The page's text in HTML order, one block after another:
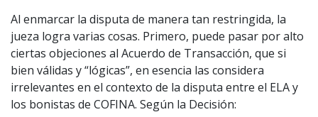
Al enmarcar la disputa de manera tan restringida, la
jueza logra varias cosas. Primero, puede pasar por alto
ciertas objeciones al Acuerdo de Transacción, que si
bien válidas y “lógicas”, en esencia las considera
irrelevantes en el contexto de la disputa entre el ELA y
los bonistas de COFINA. Según la Decisión: